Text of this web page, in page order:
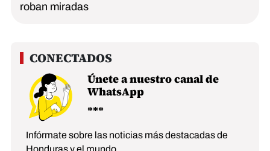
roban miradas
Únete a nuestro canal de
WhatsApp
Infórmate sobre las noticias más destacadas de